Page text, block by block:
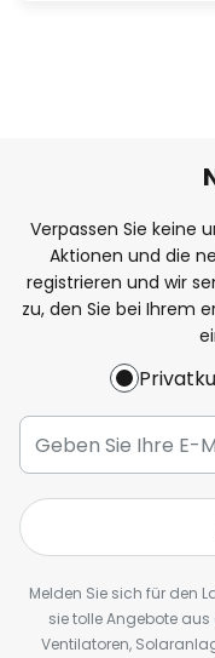
Verpassen Sie keine
Aktionen und die
registrieren und wir
zu, den Sie bei Ihrem
Melden Sie sich für den
sie tolle Angebote
Ventilatoren,